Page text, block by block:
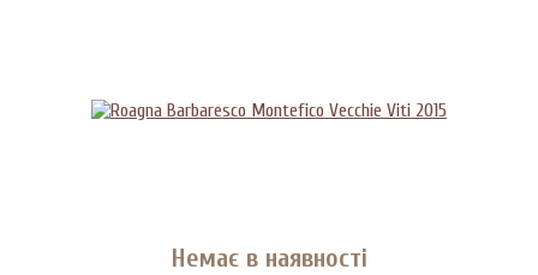
Немає в наявності